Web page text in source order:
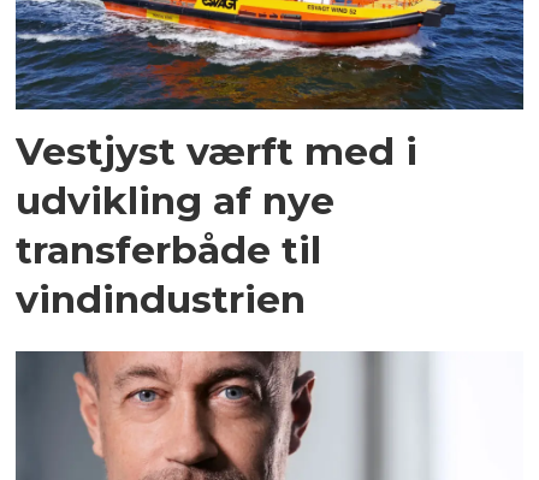
Vestjyst værft med i
udvikling af nye
transferbåde til
vindindustrien